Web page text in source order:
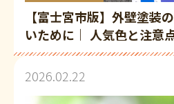
【富士宮市版】外壁塗装
いために｜ 人気色と注意
説
2026.02.22